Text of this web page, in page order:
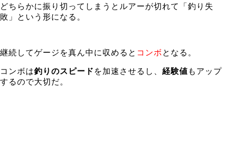
どちらかに振り切ってしまうとルアーが切れて「釣り失
敗」という形になる。
継続してゲージを真ん中に収めると コンボ となる。
コンボは釣りのスピード を加速させるし、 経験値 もアップ
するので大切だ。